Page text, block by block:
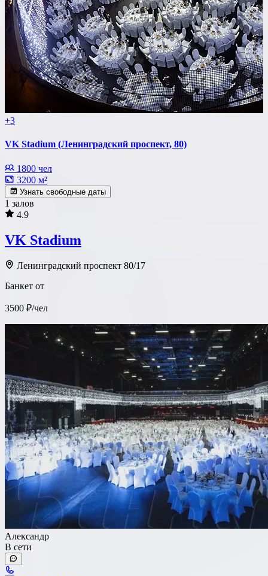
+3
VK Stadium (Ленинградский проспект, 80)
1800 чел
3200 м²
Узнать свободные даты
1 залов
4.9
VK Stadium
Ленинградский проспект 80/17
Банкет от
3500 ₽/чел
Александр
В сети